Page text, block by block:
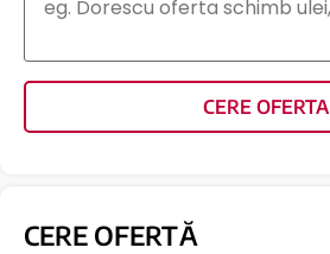
CERE OFERTA
CERE OFERTĂ